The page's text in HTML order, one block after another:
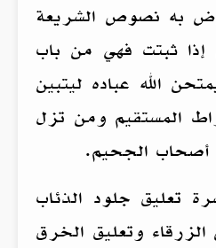
به نصوص الشريعة
ثبتت فهي من باب
الله عباده ليتبين
المستقيم ومن تزل
أصحاب الجحيم.
تعليق جلود الذئاب
وتعليق الخرق